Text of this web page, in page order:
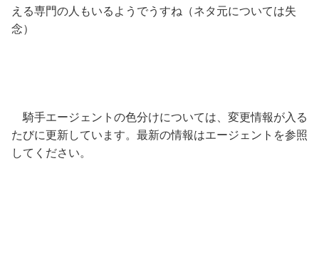
える専門の人もいるようでうすね（ネタ元については失
念）
騎手エージェントの色分けについては、変更情報が入る
たびに更新しています。最新の情報はエージェントを参照
してください。